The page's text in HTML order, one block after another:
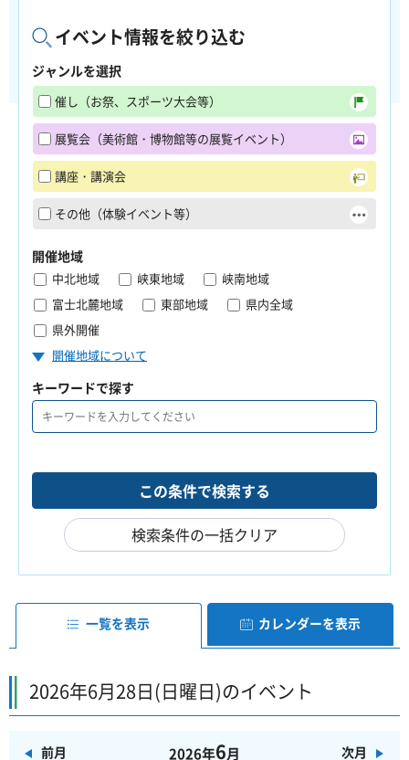
イベント情報を絞り込む
ジャンルを選択
催し（お祭、スポーツ大会等）
展覧会（美術館・博物館等の展覧イベント）
講座・講演会
その他（体験イベント等）
開催地域
中北地域 峡東地域
峡南地域
富士北麓地域
東部地域
県内全域
県外開催
開催地域について
キーワードで探す
検索条件の一括クリア
一覧を表示 カレンダーを表示
2026年6月28日(日曜日)のイベント
前月 2026年6月 次月